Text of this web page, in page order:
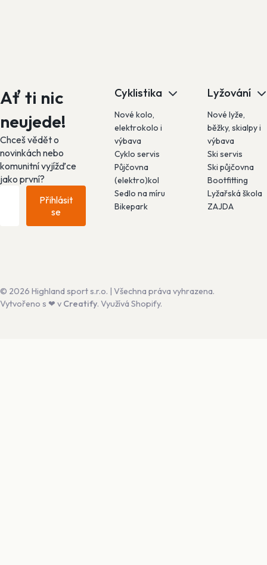
Ať ti nic
neujede!
Chceš vědět o
novinkách nebo
komunitní vyjížďce
jako první?
Přihlásit
se
Cyklistika
Nové kolo,
elektrokolo i
výbava
Cyklo servis
Půjčovna
(elektro)kol
Sedlo na míru
Bikepark
Lyžování
Nové lyže,
běžky, skialpy i
výbava
Ski servis
Ski půjčovna
Bootfitting
Lyžařská škola
ZAJDA
© 2026 Highland sport s.r.o. | Všechna práva vyhrazena.
Vytvořeno s ❤ v Creatify. Využívá Shopify.